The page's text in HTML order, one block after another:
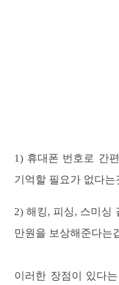
1) 휴대폰 번호로 간
기억할 필요가 없다는
2) 해킹, 피싱, 스미싱
만원을 보상해준다는
이러한 장점이 있다